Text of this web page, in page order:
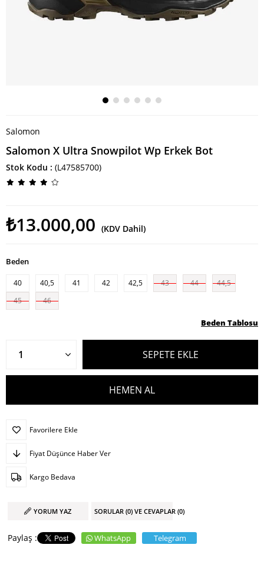
Salomon
Salomon X Ultra Snowpilot Wp Erkek Bot
Stok Kodu (L47585700)
₺13.000,00 (KDV Dahil)
Beden
40 40,5 41 42 42,5 43 44
44,5
45
46
Beden Tablosu
Favorilere Ekle
Fiyat Düşünce Haber Ver
Kargo Bedava
YORUM YAZ SORULAR (0) VE CEVAPLAR (0)
WhatsApp Telegram